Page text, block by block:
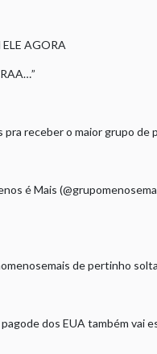
ELE AGORA
receber o maior grupo
é Mais
de pertinho
dos EUA também vai